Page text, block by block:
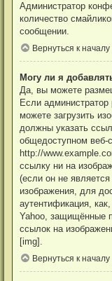
Администратор
количество
сообщении.
Вернуться к началу
Могу ли я
Да, вы можете
Если
можете загрузить
должны указать
общедоступном веб-
http://
ссылку ни на
(если он не
изображения, для
аутентификация,
Yahoo, защищённые
ссылок на
[img].
Вернуться к началу